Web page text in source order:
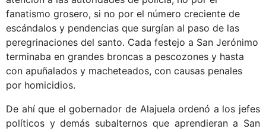
fanatismo grosero, si no por el número creciente de
escándalos y pendencias que surgían al paso de las
peregrinaciones del santo. Cada festejo a San Jerónimo
terminaba en grandes broncas a pescozones y hasta
con apuñalados y macheteados, con causas penales
por homicidios.
De ahí que el gobernador de Alajuela ordenó a los jefes
políticos y demás subalternos que aprendieran a San